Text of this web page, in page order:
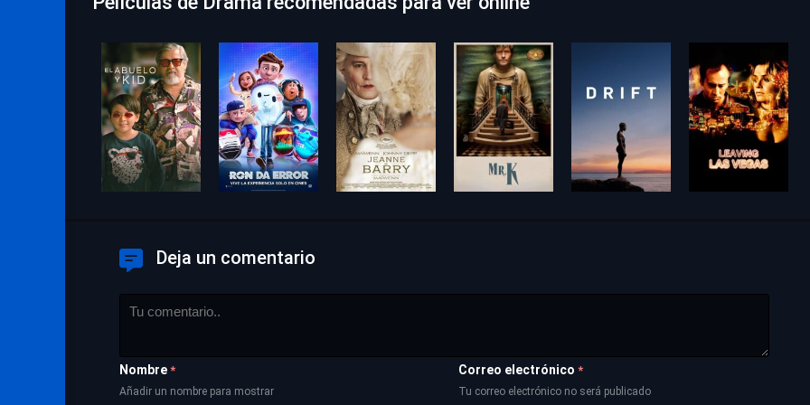
Deja un comentario
Nombre *
Añadir un nombre para mostrar
Correo electrónico *
Tu correo electrónico no será publicado